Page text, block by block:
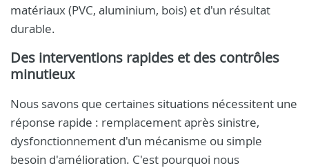
matériaux (PVC, aluminium, bois) et d'un résultat
durable.
Des interventions rapides et des contrôles
minutieux
Nous savons que certaines situations nécessitent une
réponse rapide : remplacement après sinistre,
dysfonctionnement d'un mécanisme ou simple
besoin d'amélioration. C'est pourquoi nous